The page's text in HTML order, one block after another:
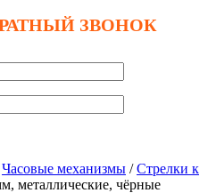
ЗВОНОК
Часовые механизмы /Стрелки к
металлические, чёрные